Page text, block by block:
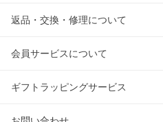
返品・交換・修理について
会員サービスについて
ギフトラッピングサービス